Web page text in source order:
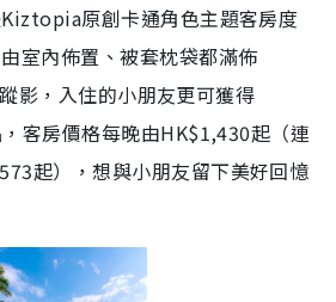
i
n
i
n
g
Kiztopia原創卡通角色主題客房度
室內佈置、被套枕袋都滿佈
影，入住的小朋友更可獲得
客房價格每晚由HK$1,430起（連
起），想與小朋友留下美好回憶